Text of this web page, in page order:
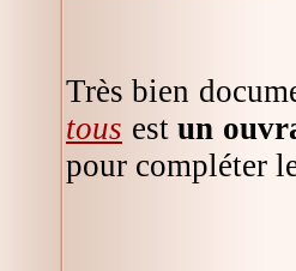
Très bien
tous estun
pour compléter